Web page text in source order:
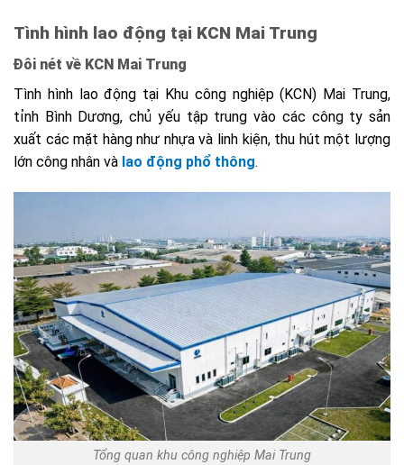
Tình hình lao động tại KCN Mai Trung
Đôi nét về KCN Mai Trung
Tình hình lao động tại Khu công nghiệp (KCN) Mai Trung,
tỉnh Bình Dương, chủ yếu tập trung vào các công ty sản
xuất các mặt hàng như nhựa và linh kiện, thu hút một lượng
lớn công nhân và lao động phổ thông.
Tổng quan khu công nghiệp Mai Trung